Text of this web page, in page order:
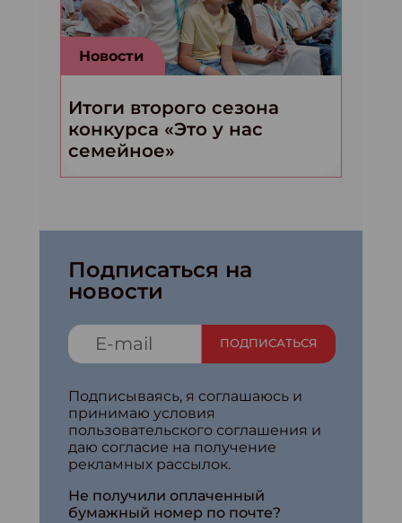
Новости
Итоги второго сезона
конкурса «Это у нас
семейное»
Подписаться на
новости
ПОДПИСАТЬСЯ
Подписываясь, я соглашаюсь и
принимаю условия
пользовательского соглашения и
даю согласие на получение
рекламных рассылок.
Не получили оплаченный
бумажный номер по почте?